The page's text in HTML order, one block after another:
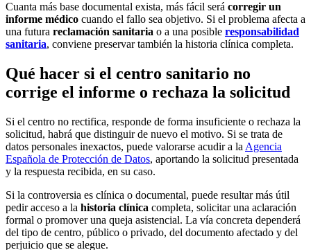
Cuanta más base documental exista, más fácil será corregir un
informe médico cuando el fallo sea objetivo. Si el problema afecta a
una futura reclamación sanitaria o a una posible responsabilidad
sanitaria, conviene preservar también la historia clínica completa.
Qué hacer si el centro sanitario no
corrige el informe o rechaza la solicitud
Si el centro no rectifica, responde de forma insuficiente o rechaza la
solicitud, habrá que distinguir de nuevo el motivo. Si se trata de
datos personales inexactos, puede valorarse acudir a la Agencia
Española de Protección de Datos, aportando la solicitud presentada
y la respuesta recibida, en su caso.
Si la controversia es clínica o documental, puede resultar más útil
pedir acceso a la historia clínica completa, solicitar una aclaración
formal o promover una queja asistencial. La vía concreta dependerá
del tipo de centro, público o privado, del documento afectado y del
perjuicio que se alegue.